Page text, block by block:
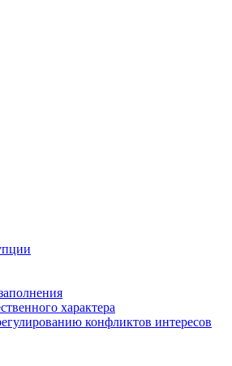
характера
конфликтов интересов